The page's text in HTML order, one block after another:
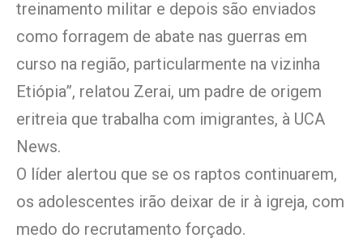
treinamento militar e depois são enviados
como forragem de abate nas guerras em
curso na região, particularmente na vizinha
Etiópia”, relatou Zerai, um padre de origem
eritreia que trabalha com imigrantes, à UCA
News.
O líder alertou que se os raptos continuarem,
os adolescentes irão deixar de ir à igreja, com
medo do recrutamento forçado.